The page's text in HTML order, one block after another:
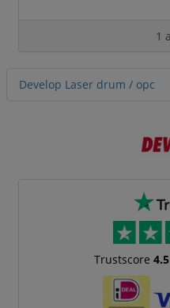
1
Develop Laser drum / opc
Trustscore 4.5